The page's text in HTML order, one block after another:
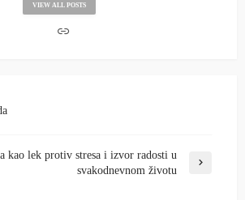
VIEW ALL POSTS
kao lek protiv stresa i izvor radosti u
svakodnevnom životu